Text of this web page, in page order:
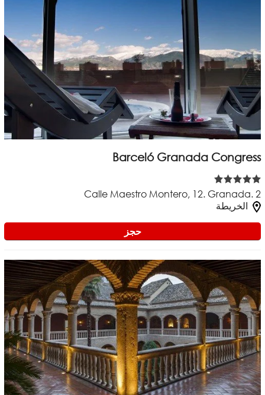
Barceló Granada Congress
Calle Maestro Montero, 12. Granada. 2
الخريطة
حجز